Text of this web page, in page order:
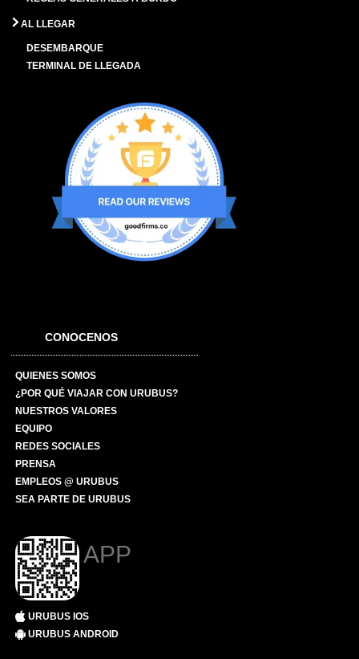
AL LLEGAR
DESEMBARQUE
TERMINAL DE LLEGADA
CONOCENOS
QUIENES SOMOS
¿POR QUÉ VIAJAR CON URUBUS?
NUESTROS VALORES
EQUIPO
REDES SOCIALES
PRENSA
EMPLEOS @ URUBUS
SEA PARTE DE URUBUS
APP
URUBUS IOS
URUBUS ANDROID